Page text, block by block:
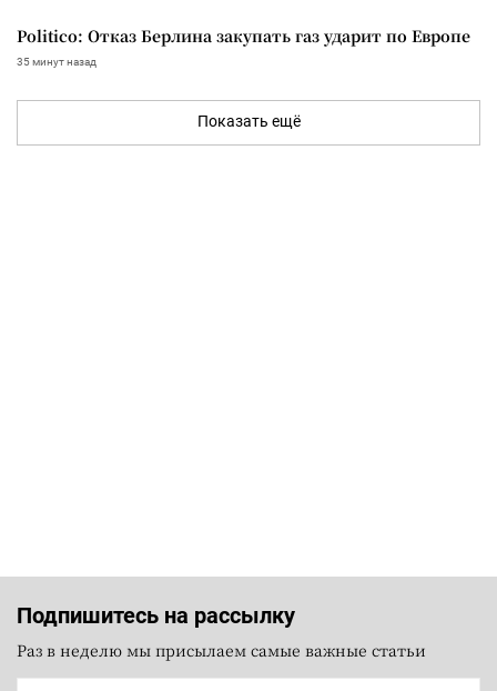
Politico: Отказ Берлина закупать газ ударит по Европе
35 минут назад
Показать ещё
Подпишитесь на рассылку
Раз в неделю мы присылаем самые важные статьи